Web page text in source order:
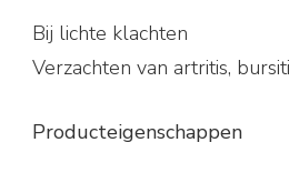
Bij lichte klachten
Verzachten van artritis,
Producteigenschappen